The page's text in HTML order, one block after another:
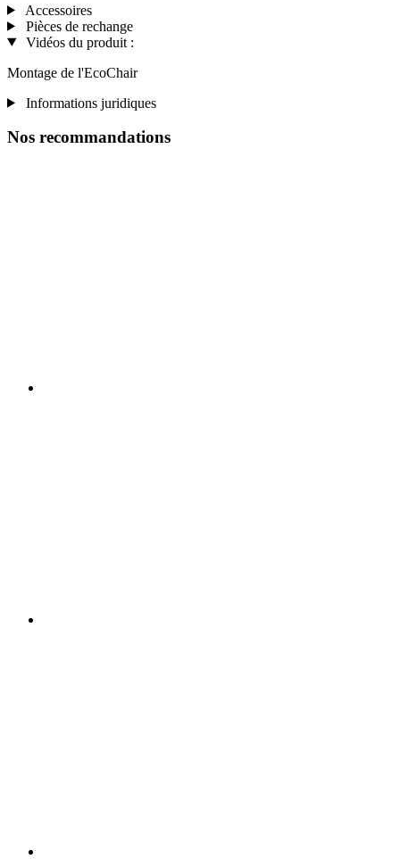
Accessoires
Pièces de rechange
Vidéos du produit :
Montage de l'EcoChair
Informations juridiques
Nos recommandations